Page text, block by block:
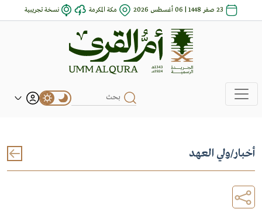
23 صفر 1448 | 06 أغسطس 2026 مكة المكرمة نسخة تجريبية
أخبار/ولي العهد